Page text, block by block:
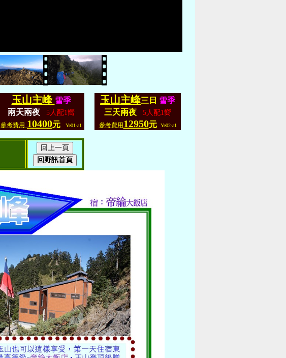
玉山主峰 雪季
兩天兩夜
5人配1嚮
參考費用 10400元 Ye01-a1
玉山主峰三日 雪季
三天兩夜
5人配1嚮
參考費用 12950元 Ye02-a1